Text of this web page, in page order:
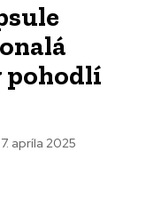
pohodlí
7. apríla 2025